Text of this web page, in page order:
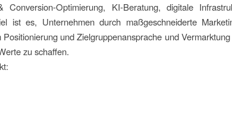
Optimierung, KI-Beratung, digitale
ist es, Unternehmen durch maßgeschneiderte
Positionierung und Zielgruppenansprache und
zu schaffen.